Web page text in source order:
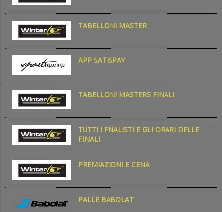
TABELLONI MASTER
APP SATISPAY
TABELLONI MASTERS FINALI
TUTTI I FNALISTI E GLI ORARI DELLE
FINALI
PREMIAZIONI E CENA
PALLE BABOLAT